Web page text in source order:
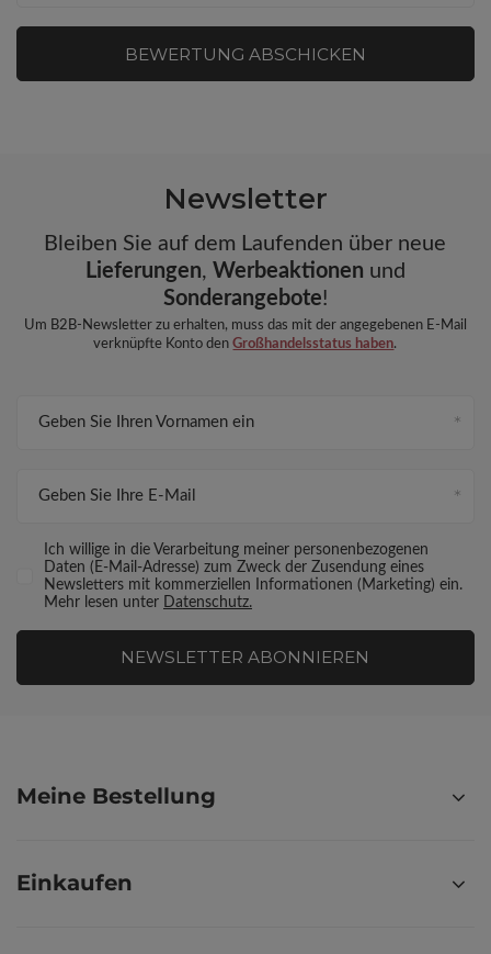
BEWERTUNG ABSCHICKEN
Newsletter
Bleiben Sie auf dem Laufenden über neue
Lieferungen, Werbeaktionen und
Sonderangebote!
Um B2B-Newsletter zu erhalten, muss das mit der angegebenen E-Mail
verknüpfte Konto denGroßhandelsstatus haben.
Geben Sie Ihren Vornamen ein
Geben Sie Ihre E-Mail
Ich willige in die Verarbeitung meiner personenbezogenen
Daten (E-Mail-Adresse) zum Zweck der Zusendung eines
Newsletters mit kommerziellen Informationen (Marketing) ein.
Mehr lesen unter Datenschutz.
NEWSLETTER ABONNIEREN
Meine Bestellung
Einkaufen